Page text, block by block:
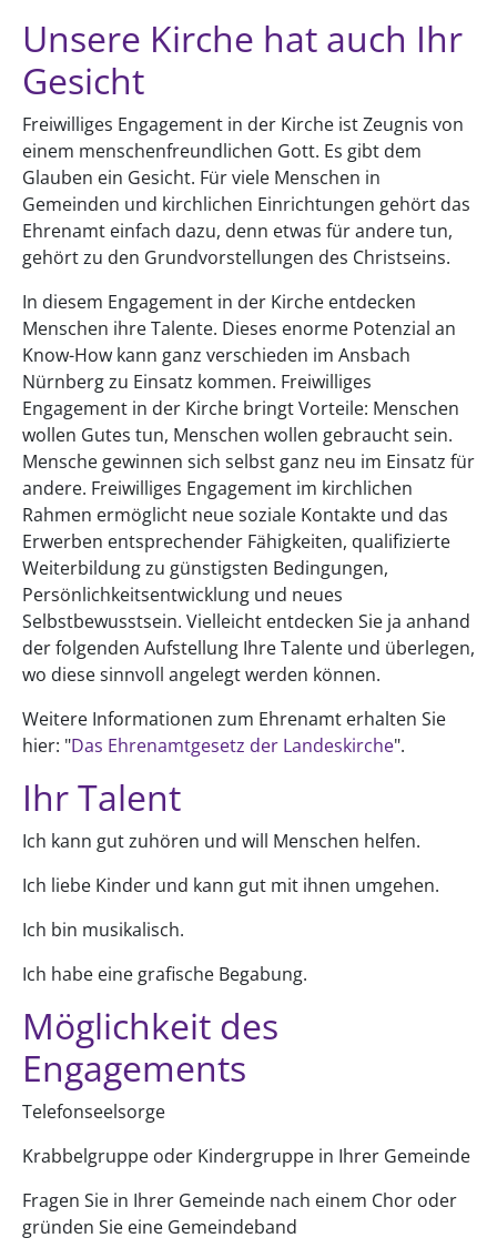
Unsere Kirche hat auch Ihr
Gesicht
Freiwilliges Engagement in der Kirche ist Zeugnis von
einem menschenfreundlichen Gott. Es gibt dem
Glauben ein Gesicht. Für viele Menschen in
Gemeinden und kirchlichen Einrichtungen gehört das
Ehrenamt einfach dazu, denn etwas für andere tun,
gehört zu den Grundvorstellungen des Christseins.
In diesem Engagement in der Kirche entdecken
Menschen ihre Talente. Dieses enorme Potenzial an
Know-How kann ganz verschieden im Ansbach
Nürnberg zu Einsatz kommen. Freiwilliges
Engagement in der Kirche bringt Vorteile: Menschen
wollen Gutes tun, Menschen wollen gebraucht sein.
Mensche gewinnen sich selbst ganz neu im Einsatz für
andere. Freiwilliges Engagement im kirchlichen
Rahmen ermöglicht neue soziale Kontakte und das
Erwerben entsprechender Fähigkeiten, qualifizierte
Weiterbildung zu günstigsten Bedingungen,
Persönlichkeitsentwicklung und neues
Selbstbewusstsein. Vielleicht entdecken Sie ja anhand
der folgenden Aufstellung Ihre Talente und überlegen,
wo diese sinnvoll angelegt werden können.
Weitere Informationen zum Ehrenamt erhalten Sie
hier: "Das Ehrenamtgesetz der Landeskirche".
Ihr Talent
Ich kann gut zuhören und will Menschen helfen.
Ich liebe Kinder und kann gut mit ihnen umgehen.
Ich bin musikalisch.
Ich habe eine grafische Begabung.
Möglichkeit des
Engagements
Telefonseelsorge
Krabbelgruppe oder Kindergruppe in Ihrer Gemeinde
Fragen Sie in Ihrer Gemeinde nach einem Chor oder
gründen Sie eine Gemeindeband